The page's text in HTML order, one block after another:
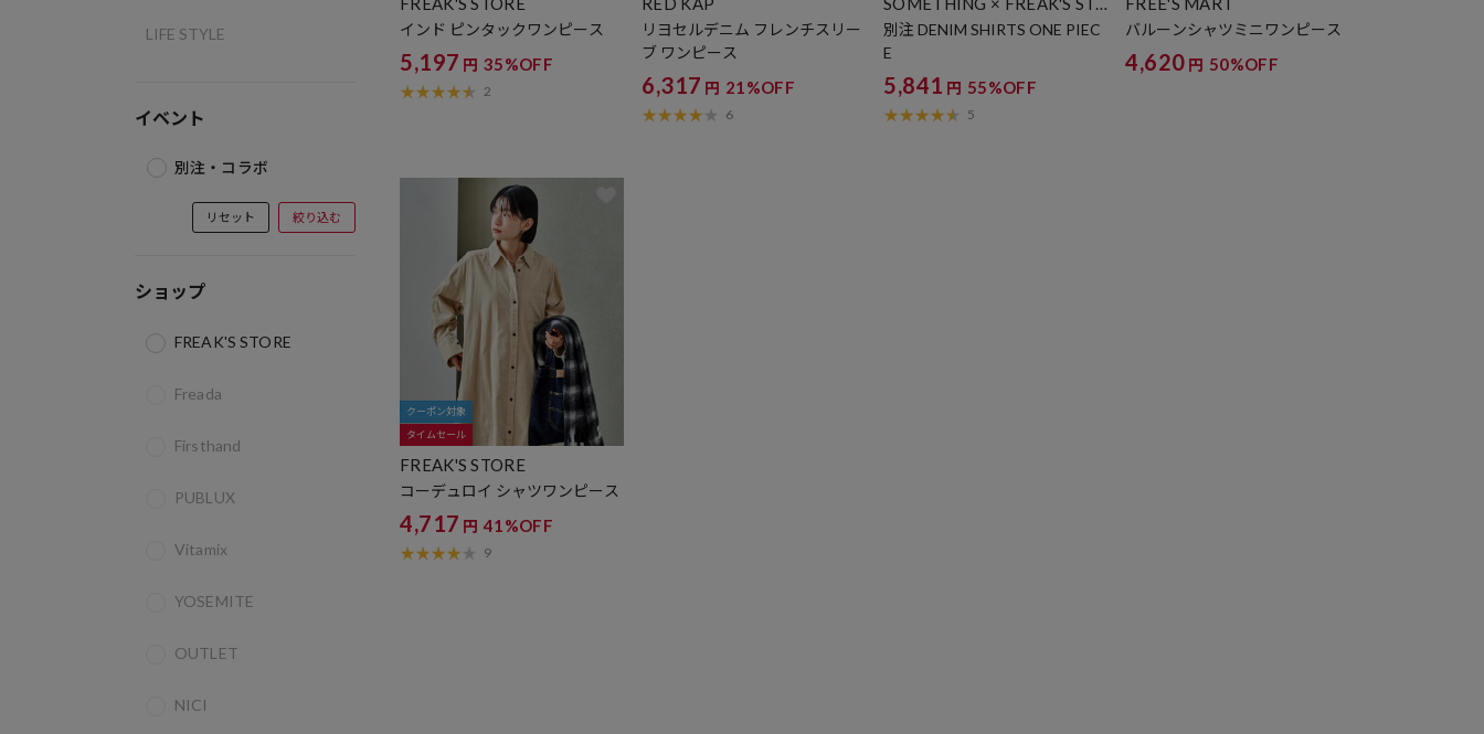
LIFE STYLE
イベント
別注・コラボ
リセット 絞り込む
ショップ
FREAK'S STORE
Freada
Firsthand
PUBLUX
Vitamix
YOSEMITE
OUTLET
NICI
インド ピンタックワンピース
5,197 円 35%OFF
2
リヨセルデニム フレンチスリー
ブ ワンピース
6,317 円 21%OFF
6
ORE
別注 DENIM SHIRTS ONE PIEC
E
5,841 円 55%OFF
5
バルーンシャツミニワンピース
4,620 円 50%OFF
クーポン対象
タイムセール
FREAK'S STORE
コーデュロイ シャツワンピース
4,717 円 41%OFF
9